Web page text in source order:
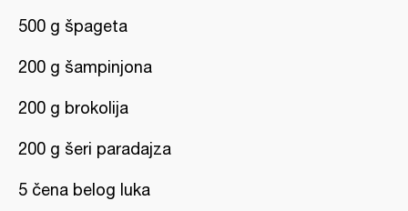
500 g špageta
200 g šampinjona
200 g brokolija
200 g šeri paradajza
5 čena belog luka